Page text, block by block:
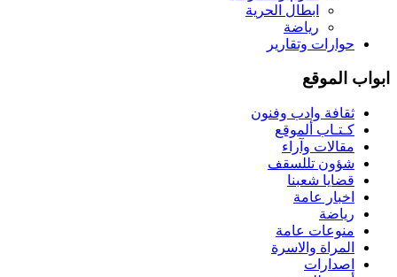
ابطال الحرية
رياضة
حوارات وتقارير
ابواب الموقع
ثقافة وادب وفنون
كـتـاب ألموقع
مقالات وآراء
شؤون تللسقف
قضايا شعبنا
اخبار عامة
رياضة
منوعات عامة
المراة والاسرة
اصدارات